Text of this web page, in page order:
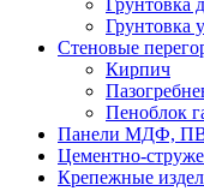
Грунтовка
Грунтовка
Стеновые
Кирпич
Пеноблок
Панели МДФ,
Цементно-
Крепежные